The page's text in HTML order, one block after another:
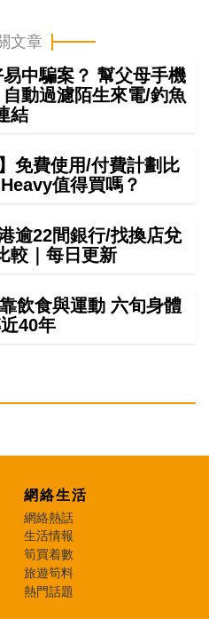
文章
中騙案？ 幫父母手機
動過濾陌生來電/釣魚
結
免費使用/付費計劃比
值得買嗎？
逾22間銀行/找換店兌
較｜每日更新
飲食與運動 六旬身體
40年
網絡生活
網絡熱話
生活情報
筍買着數
旅遊筍料
熱門話題